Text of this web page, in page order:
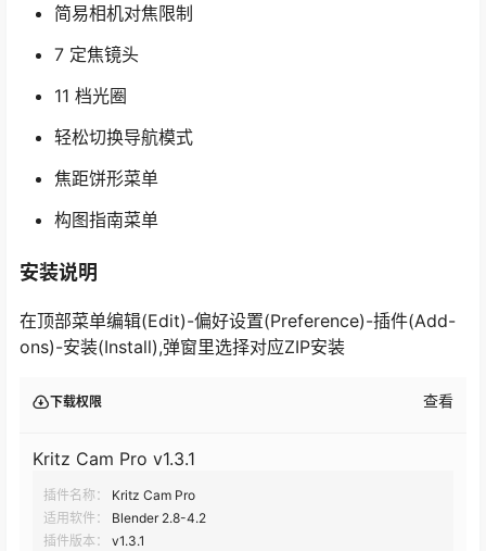
简易相机对焦限制
7 定焦镜头
11 档光圈
轻松切换导航模式
焦距饼形菜单
构图指南菜单
安装说明
在顶部菜单编辑(Edit)-偏好设置(Preference)-插件(Add-
ons)-安装(Install),弹窗里选择对应ZIP安装
下载权限 查看
Kritz Cam Pro v1.3.1
插件名称：
Kritz Cam Pro
适用软件：
Blender 2.8-4.2
插件版本：
v1.3.1